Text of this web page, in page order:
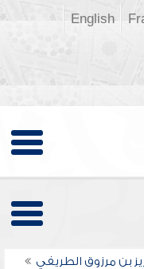
English
بن مرزوق الطريفي